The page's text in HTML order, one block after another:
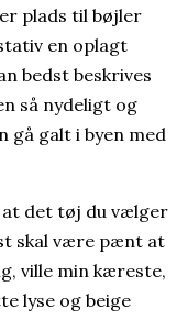
plads til bøjler
en oplagt
bedst beskrives
så nydeligt og
gå galt i byen med
at det tøj du vælger
skal være pænt at
ville min kæreste,
lyse og beige